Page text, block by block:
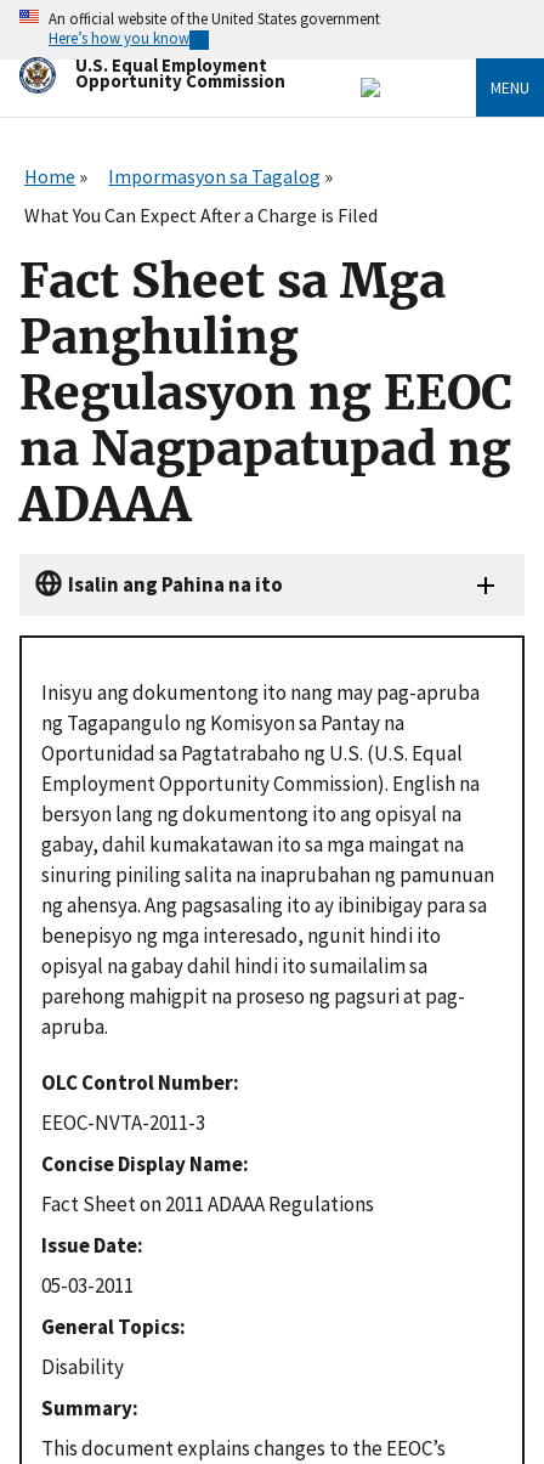
Skip
main
content
An official website of the United States government
Here’s how you know
U.S. Equal Employment
Opportunity Commission MENU
Home
Impormasyon sa Tagalog
What You Can Expect After a Charge is Filed
Fact Sheet sa Mga
Panghuling
Regulasyon ng EEOC
na Nagpapatupad ng
ADAAA
Isalin ang Pahina na ito
Inisyu ang dokumentong ito nang may pag-apruba
ng Tagapangulo ng Komisyon sa Pantay na
Oportunidad sa Pagtatrabaho ng U.S. (U.S. Equal
Employment Opportunity Commission). English na
bersyon lang ng dokumentong ito ang opisyal na
gabay, dahil kumakatawan ito sa mga maingat na
sinuring piniling salita na inaprubahan ng pamunuan
ng ahensya. Ang pagsasaling ito ay ibinibigay para sa
benepisyo ng mga interesado, ngunit hindi ito
opisyal na gabay dahil hindi ito sumailalim sa
parehong mahigpit na proseso ng pagsuri at pag-
apruba.
OLC Control Number
EEOC-NVTA-2011-3
Concise Display Name
Fact Sheet on 2011 ADAAA Regulations
Issue Date
05-03-2011
General Topics
Disability
Summary
This document explains changes to the EEOC’s